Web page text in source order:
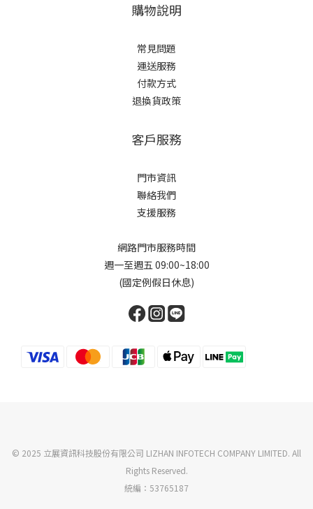
購物說明
常見問題
運送服務
付款方式
退換貨政策
客戶服務
門市資訊
聯絡我們
支援服務
網路門市服務時間
週一至週五 09:00~18:00
(國定例假日休息)
© 2025 立展資訊科技股份有限公司 LIZHAN INFOTECH COMPANY LIMITED. All
Rights Reserved.
統編：53765187